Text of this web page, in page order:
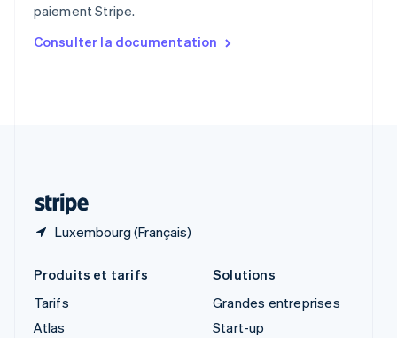
paiement Stripe.
Consulter la documentation
Luxembourg (Français)
English简体中文
English
Produits et tarifs
Tarifs
Atlas
Solutions
Grandes entreprises
Start-up